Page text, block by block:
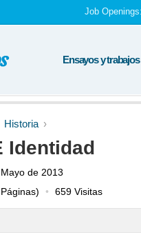
Job Openings:
Ensayos y trabajos
Historia
Identidad
de 2013
659 Visitas